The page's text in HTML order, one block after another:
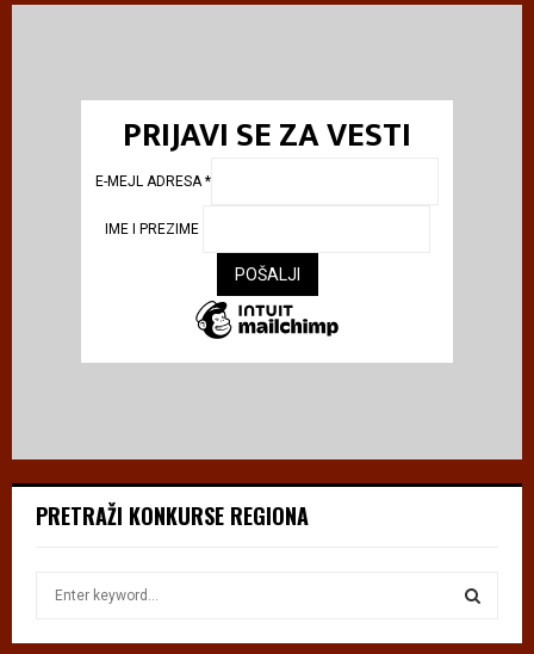
PRIJAVI SE ZA VESTI
E-MEJL ADRESA*
IME I PREZIME
PRETRAŽI KONKURSE REGIONA
S